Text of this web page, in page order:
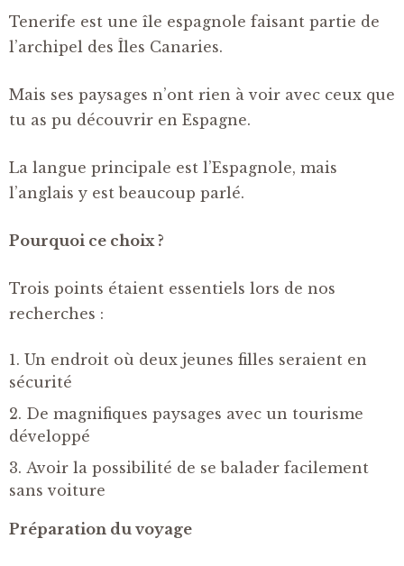
Tenerife est une île espagnole faisant partie de
l’archipel des Îles Canaries.
Mais ses paysages n’ont rien à voir avec ceux que
tu as pu découvrir en Espagne.
La langue principale est l’Espagnole, mais
l’anglais y est beaucoup parlé.
Pourquoi ce choix ?
Trois points étaient essentiels lors de nos
recherches :
Un endroit où deux jeunes filles seraient en
sécurité
De magnifiques paysages avec un tourisme
développé
Avoir la possibilité de se balader facilement
sans voiture
Préparation du voyage